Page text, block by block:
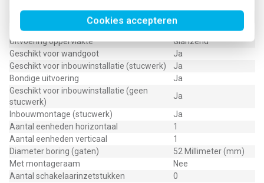
Cookies accepteren
Geschikt voor vloerpot
Nee
Transparant
Nee
Uitvoering oppervlakte
Glanzend
Geschikt voor wandgoot
Ja
Geschikt voor inbouwinstallatie (stucwerk)
Ja
Bondige uitvoering
Ja
Geschikt voor inbouwinstallatie (geen
stucwerk)
Ja
Inbouwmontage (stucwerk)
Ja
Aantal eenheden horizontaal
1
Aantal eenheden verticaal
1
Diameter boring (gaten)
52 Millimeter (mm)
Met montageraam
Nee
Aantal schakelaarinzetstukken
0